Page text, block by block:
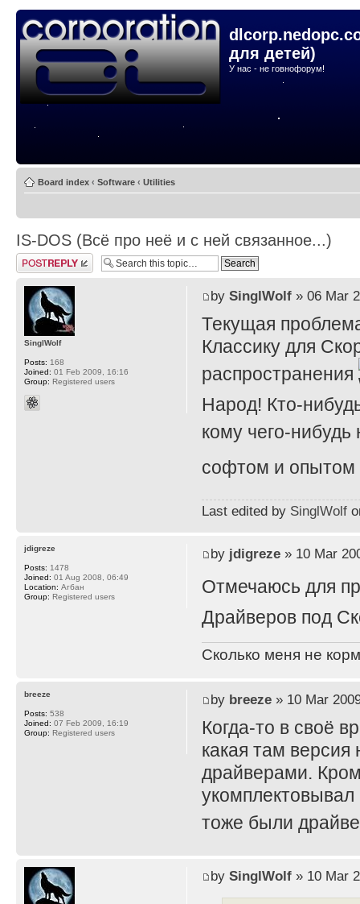
для детей)
У нас - не говнофорум!
Board index ‹ Software ‹ Utilities
IS-DOS (Всё про неё и с ней связанное...)
Post a reply
by SinglWolf» 06 Mar
Текущая
Классику для
распространения
Народ! Кто-
кому чего-
софтом и опытом
Last edited by SinglWolf
SinglWolf
Posts: 168
Joined: 01 Feb 2009, 16:16
Group: Registered users
by jdigreze» 10 Mar
Отмечаюсь для
Драйверов под
Сколько меня не
jdigreze
Posts: 1478
Joined: 01 Aug 2008, 06:49
Location: Агбан
Group: Registered users
by breeze» 10 Mar
Когда-то в своё
какая там
драйверами.
тоже были
breeze
Posts: 538
Joined: 07 Feb 2009, 16:19
Group: Registered users
by SinglWolf» 10 Mar